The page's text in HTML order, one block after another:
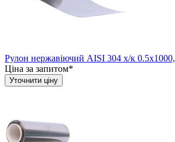
Рулон нержавіючий AISI 304 х/к
Ціна за запитом*
Уточнити ціну